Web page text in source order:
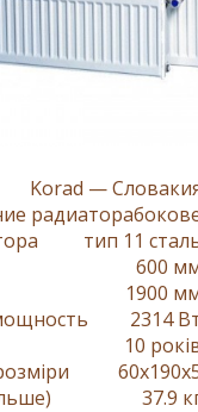
Korad —
радиатора
тип 11
600
1900
2314
10
37.9